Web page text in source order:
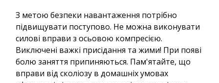
З метою безпеки навантаження потрібно
підвищувати поступово. Не можна виконувати
силові вправи з осьовою компресією.
Виключені важкі присідання та жими! При появі
болю заняття припиняються. Пам'ятайте, що
вправи від сколіозу в домашніх умовах